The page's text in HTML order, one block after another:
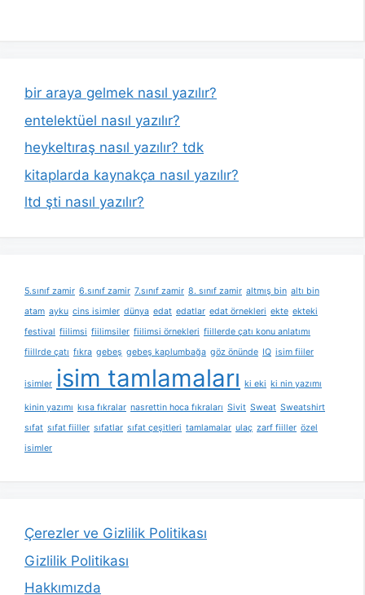
bir araya gelmek nasıl yazılır?
entelektüel nasıl yazılır?
heykeltıraş nasıl yazılır? tdk
kitaplarda kaynakça nasıl yazılır?
ltd şti nasıl yazılır?
5.sınıf zamir 6.sınıf zamir 7.sınıf zamir 8. sınıf zamir altmış bin altı bin
atam ayku cins isimler dünya edat edatlar edat örnekleri ekte ekteki
festival fiilimsi fiilimsiler fiilimsi örnekleri fiillerde çatı konu anlatımı
fiillrde çatı fıkra gebeş gebeş kaplumbağa göz önünde IQ isim fiiler
isimler isim tamlamaları ki eki ki nin yazımı
kinin yazımı kısa fıkralar nasrettin hoca fıkraları Sivit Sweat Sweatshirt
sıfat sıfat fiiller sıfatlar sıfat çeşitleri tamlamalar ulaç zarf fiiller özel
isimler
Çerezler ve Gizlilik Politikası
Gizlilik Politikası
Hakkımızda